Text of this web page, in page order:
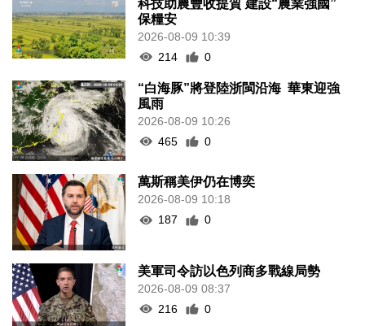
科技助農豐收提質 建設“農業強國”
保糧安
2026-08-09 10:39
214
0
“白海豚”將登陸浙閩沿海 華東迎強
風雨
2026-08-09 10:26
465
0
萬斯稱美伊仍在博奕
2026-08-09 10:18
187
0
美軍司令訪以色列商多戰線局勢
2026-08-09 08:37
216
0